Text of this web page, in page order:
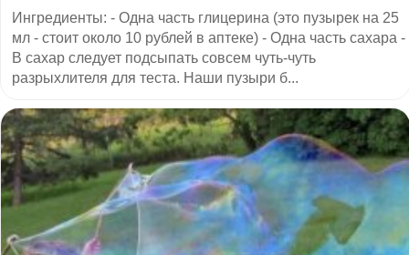
Ингредиенты: - Одна часть глицерина (это пузырек на 25
мл - стоит около 10 рублей в аптеке) - Одна часть сахара -
В сахар следует подсыпать совсем чуть-чуть
разрыхлителя для теста. Наши пузыри б...